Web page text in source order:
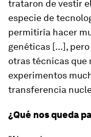
trataron de vestir
especie de
permitiría hacer
genéticas [...],
otras técnicas que
experimentos
transferencia
¿Qué nos queda